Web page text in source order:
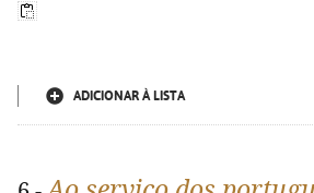
ADICIONAR À LISTA